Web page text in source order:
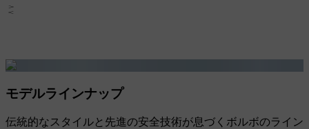
モデルラインナップ
伝統的なスタイルと先進の安全技術が息づくボルボのライン